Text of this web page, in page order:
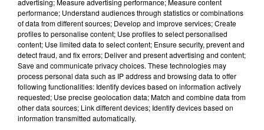
If we changed our body for every troll, listened to every cyber
bully, we would be monsters. Whether you have 23 followers or
3 million, NO ONE should have to deal with regular hate online.
Watch my highlighted stories to see how my body ended up
advertising; Measure advertising performance; Measure content
performance; Understand audiences through statistics or combinations
of data from different sources; Develop and improve services; Create
profiles to personalise content; Use profiles to select personalised
content; Use limited data to select content; Ensure security, prevent and
detect fraud, and fix errors; Deliver and present advertising and content;
Save and communicate privacy choices. These technologies may
process personal data such as IP address and browsing data to offer
following functionalities: Identify devices based on information actively
requested; Use precise geolocation data; Match and combine data from
other data sources; Link different devices; Identify devices based on
information transmitted automatically.